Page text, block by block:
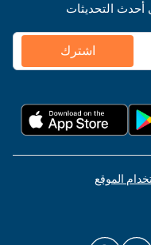
أحدث التحديثات
اشترك
الموقع